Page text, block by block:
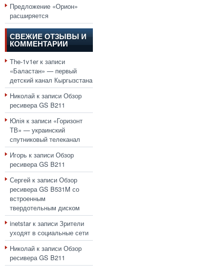
Предложение «Орион»
расширяется
СВЕЖИЕ ОТЗЫВЫ И
КОММЕНТАРИИ
The-1v1erк записи
«Баластан» — первый
детский канал Кыргызстана
Николай к записи Обзор
ресивера GS B211
Юлія к записи «Горизонт
ТВ» — украинский
спутниковый телеканал
Игорь к записи Обзор
ресивера GS B211
Сергей к записи Обзор
ресивера GS B531M со
встроенным
твердотельным диском
inetstarк записи Зрители
уходят в социальные сети
Николай к записи Обзор
ресивера GS B211